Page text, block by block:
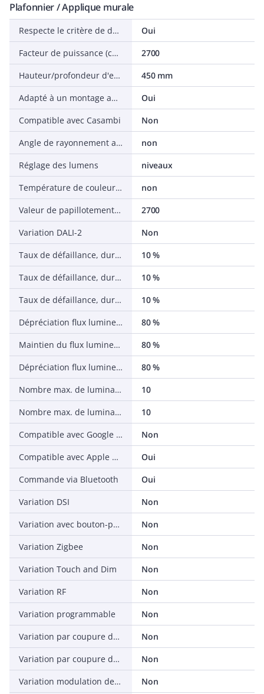
Plafonnier / Applique murale
Respecte le critère de durée de vie min. selon EIA L90 (50 000 h à tq =25°C)
Oui
Facteur de puissance (cos phi)
2700
Hauteur/profondeur d'encastrement
450 mm
Adapté à un montage au plafond
Oui
Compatible avec Casambi
Non
Angle de rayonnement ajustable
non
Réglage des lumens
niveaux
Température de couleur réglable
non
Valeur de papillotement Pst LM
2700
Variation DALI-2
Non
Taux de défaillance, durée d'utilisation moyenne de 75 000h, temp.25 °C (tq)
10 %
Taux de défaillance, durée d'utilisation moyenne de 50 000 h, temp.25 °C (tq)
10 %
Taux de défaillance, durée d'utilisation moyenne de 35 000h, temp.25 °C (tq)
10 %
Dépréciation flux lumineux, durée d'utilisation moyenne 75 000 h, temp.25 °C
80 %
Maintien du flux lumineux, durée moyenne utilisation 50 000h,temp. 25°C (tq)
80 %
Dépréciation flux lumineux, durée d'utilisation moyenne 35 000 h, temp.25 °C
80 %
Nombre max. de luminaires par disjoncteur B16
10
Nombre max. de luminaires par disjoncteur C16
10
Compatible avec Google Assistant
Non
Compatible avec Apple HomeKit
Oui
Commande via Bluetooth
Oui
Variation DSI
Non
Variation avec bouton-poussoir
Non
Variation Zigbee
Non
Variation Touch and Dim
Non
Variation RF
Non
Variation programmable
Non
Variation par coupure de début de phase
Non
Variation par coupure de fin de phase
Non
Variation modulation de tension secteur
Non